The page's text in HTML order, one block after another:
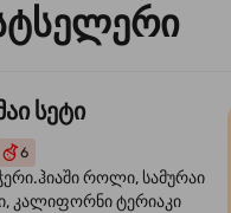
სეტი
6
როლი, სამურაი
კალიფორნი ტერიაკი